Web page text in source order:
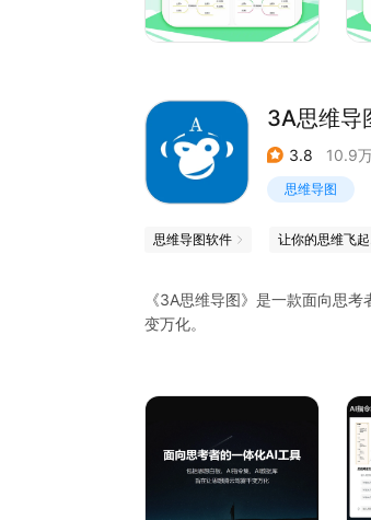
3A思维导
3.8 10.9
思维导图
思维导图软件
《3A思维导图》是一款面向思
变万化。
思想白板千变万化，还可以一键
AI指令集是基于AI大模型的自然
式生成思维导图、流程图，一
AI数据库是一整套本地化数据